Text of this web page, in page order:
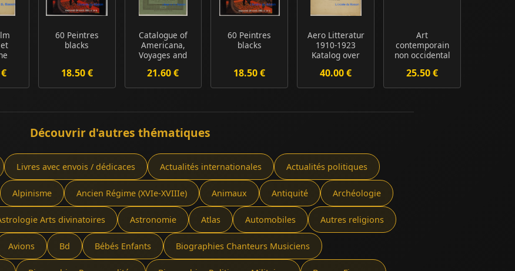
60 Peintres
blacks
18.50 €
Catalogue of
Americana,
Voyages and
b...
21.60 €
60 Peintres
blacks
18.50 €
Aero Litteratur
1910-1923
Katalog over
1...
40.00 €
Art
contemporain
non occidental
jours Col...
25.50 €
Découvrir d'autres thématiques
Livres avec envois / dédicaces Actualités internationales Actualités politiques
Alpinisme Ancien Régime (XVIe-XVIIIe) Animaux Antiquité Archéologie
Arts divinatoires Astronomie Atlas Automobiles Autres religions
Avions Bd Bébés Enfants Biographies Chanteurs Musiciens